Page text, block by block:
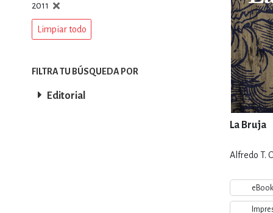
ESTILOS DE
INFANTILES,
La Bruja
Alfredo T.
eBook
2011
Limpiar todo
FILTRA TU BÚSQUEDA POR
Editorial